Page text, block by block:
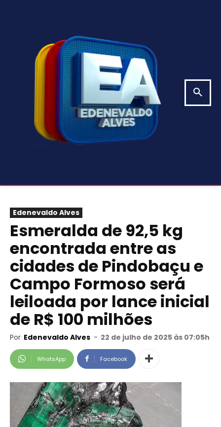
Edenevaldo Alves
Esmeralda de 92,5 kg
encontrada entre as
cidades de Pindobaçu e
Campo Formoso será
leiloada por lance inicial
de R$ 100 milhões
Por Edenevaldo Alves - 22 de julho de 2025 às 07:05h
WhatsApp Facebook